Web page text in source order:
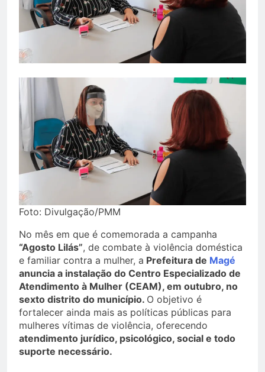
Foto: Divulgação/PMM
No mês em que é comemorada a campanha
“Agosto Lilás”, de combate à violência doméstica
e familiar contra a mulher, a Prefeitura de Magé
anuncia a instalação do Centro Especializado de
Atendimento à Mulher (CEAM), em outubro, no
sexto distrito do município. O objetivo é
fortalecer ainda mais as políticas públicas para
mulheres vítimas de violência, oferecendo
atendimento jurídico, psicológico, social e todo
suporte necessário.